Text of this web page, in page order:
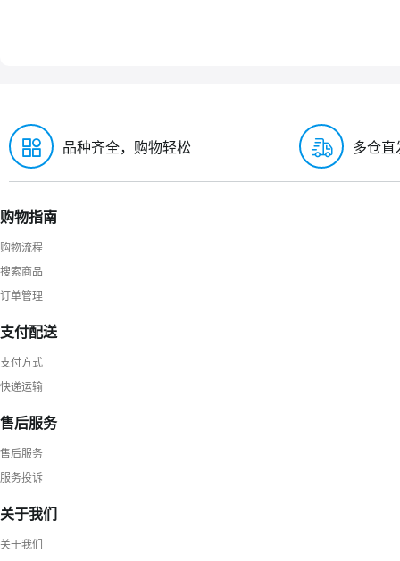
品种齐全，购物轻松 多仓直
购物指南
购物流程
搜索商品
订单管理
支付配送
支付方式
快递运输
售后服务
售后服务
服务投诉
关于我们
关于我们